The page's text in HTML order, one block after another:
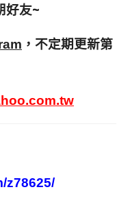
好友~
，不定期更新第
z78625/